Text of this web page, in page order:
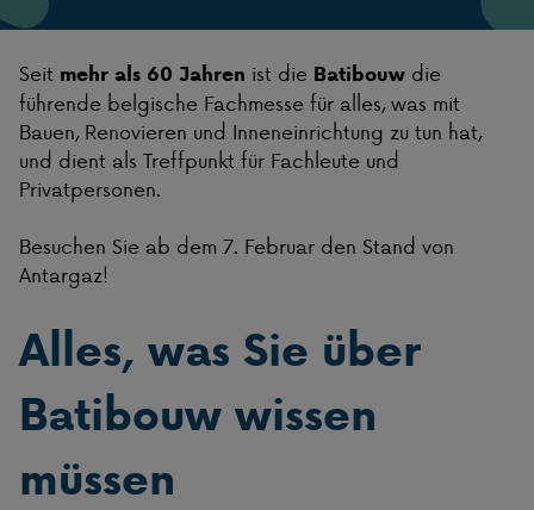
Seit mehr als 60 Jahren ist die Batibouw die
führende belgische Fachmesse für alles, was mit
Bauen, Renovieren und Inneneinrichtung zu tun hat,
und dient als Treffpunkt für Fachleute und
Privatpersonen.
Besuchen Sie ab dem 7. Februar den Stand von
Antargaz!
Alles, was Sie über
Batibouw wissen
müssen